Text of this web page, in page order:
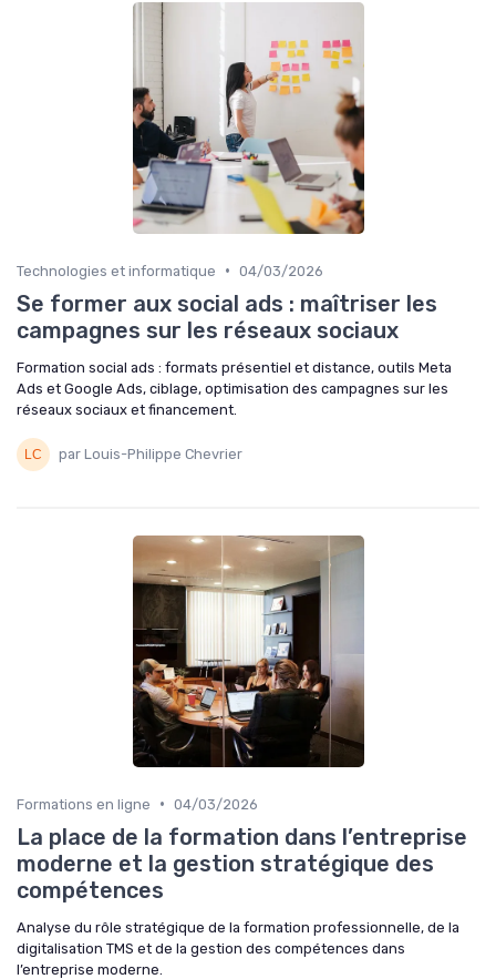
Technologies et informatique • 04/03/2026
Se former aux social ads : maîtriser les
campagnes sur les réseaux sociaux
Formation social ads : formats présentiel et distance, outils Meta
Ads et Google Ads, ciblage, optimisation des campagnes sur les
réseaux sociaux et financement.
par Louis-Philippe Chevrier
Formations en ligne • 04/03/2026
La place de la formation dans l’entreprise
moderne et la gestion stratégique des
compétences
Analyse du rôle stratégique de la formation professionnelle, de la
digitalisation TMS et de la gestion des compétences dans
l’entreprise moderne.